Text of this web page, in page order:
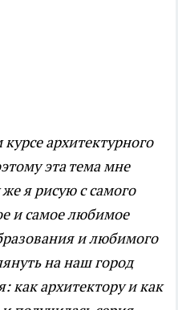
архитектурного
эта тема мне
я рисую с самого
и самое любимое
и любимого
на наш город
как архитектору и как